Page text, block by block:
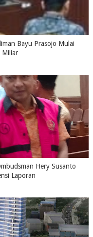
Bayu Prasojo Mulai
Miliar
Hery Susanto
Laporan